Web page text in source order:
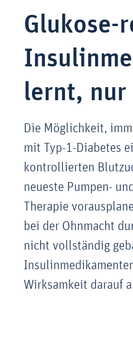
Glukose-
lernt, nur
Die Möglichkeit,
mit Typ-1-Diabetes
kontrollierten
neueste Pumpen-
Therapie
bei der Ohnmacht
nicht vollständig
Wirksamkeit darauf